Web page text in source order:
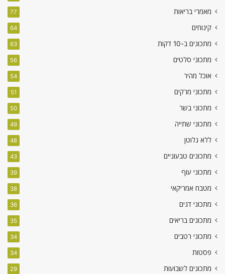
מאמרי בריאות 77
קינוחים 64
מתכונים ב-10 דקות 63
מתכוני סלטים 56
אוכל מהיר 54
מתכוני מרקים 51
מתכוני בשר 50
מתכוני שתייה 49
ללא גלוטן 48
מתכונים טבעוניים 43
מתכוני עוף 39
מטבח אמריקאי 38
מתכוני דגים 36
מתכונים בריאים 35
מתכוני רטבים 34
פסטות 34
מתכונים לשבועות 29